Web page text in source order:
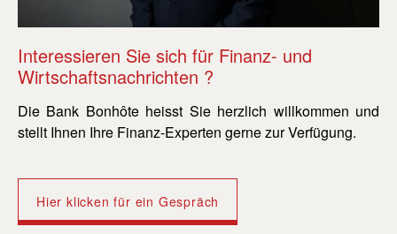
Interessieren Sie sich für Finanz- und
Wirtschaftsnachrichten ?
Die Bank Bonhôte heisst Sie herzlich willkommen und
stellt Ihnen Ihre Finanz-Experten gerne zur Verfügung.
Hier klicken für ein Gespräch